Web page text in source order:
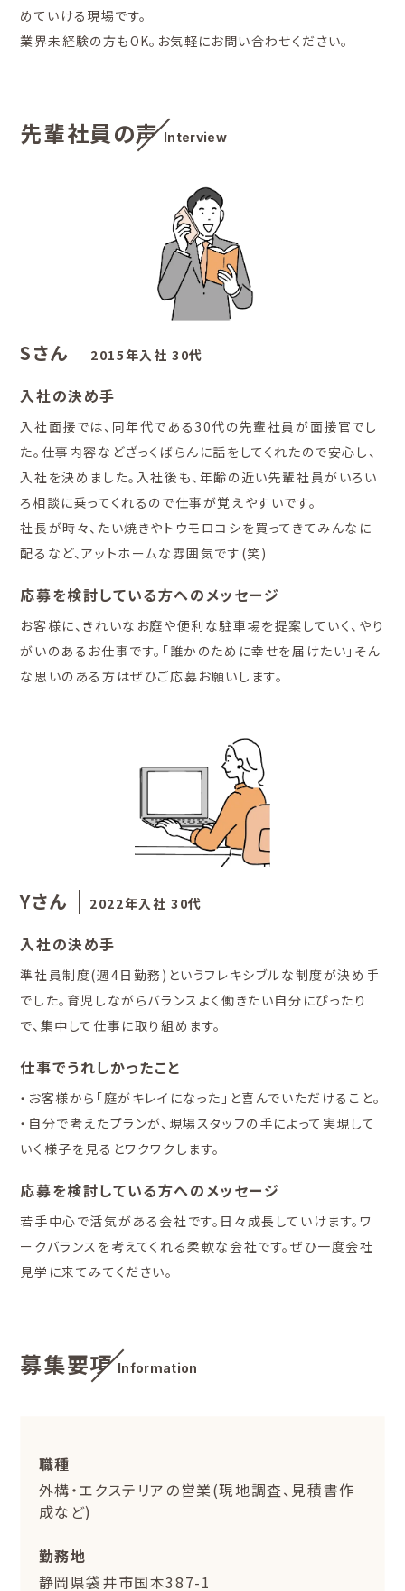
めていける現場です。
業界未経験の方もOK。お気軽にお問い合わせください。
先輩社員の声 Interview
Sさん 2015年入社 30代
入社の決め手
入社面接では、同年代で​ある30代の先輩社員が面接官でし
た。仕事内容などざっくばらんに話をしてくれたので安心し、
入社を決めました。入社後も、年齢の近い先輩社員がいろい
ろ相談に乗ってくれるので仕事が覚えやすいです。
社長が時々、たい焼きやトウモロコシを買ってきてみんなに
配るなど、アットホームな雰囲気です(笑)
応募を検討している方へのメッセージ
お客様に、きれいなお庭や便利な駐車場を提案していく、やり
がいのあるお仕事です。「誰かのために幸せを届けたい」そん
な思いのある方はぜひご応募お願いします。
Yさん 2022年入社 30代
入社の決め手
準社員制度(週4日勤務)というフレキシブルな制度が決め手
でした。育児しながらバランスよく働きたい自分にぴったり
で、集中して仕事に取り組めます。
仕事でうれしかったこと
・お客様から「庭がキレイになった」と喜んでいただけること。
・自分で考えたプランが、現場スタッフの手によって実現して
いく様子を見るとワクワクします。
応募を検討している方へのメッセージ
若手中心で活気がある会社です。日々成長していけます。ワ
ークバランスを考えてくれる柔軟な会社です。ぜひ一度会社
見学に来てみてください。
募集要項 Information
職種
外構・エクステリアの営業(現地調査、見積書作
成など)
勤務地
静岡県袋井市国本387-1